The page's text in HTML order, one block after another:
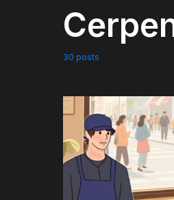
30 posts